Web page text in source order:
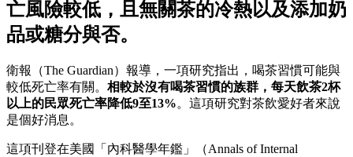
亡風險較低，且無關茶的冷熱以及添加奶
品或糖分與否。
衛報（The Guardian）報導，一項研究指出，喝茶習慣可能與
較低死亡率有關。 相較於沒有喝茶習慣的族群，每天飲茶2杯
以上的民眾死亡率降低9至13%。這項研究對茶飲愛好者來說
是個好消息。
這項刊登在美國「內科醫學年鑑」（Annals of Internal